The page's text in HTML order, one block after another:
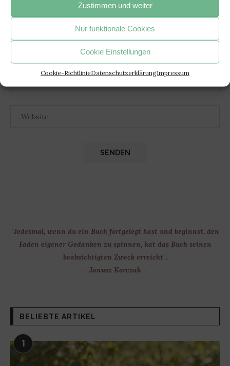
Zustimmen und weiter
Nur funktionale Cookies
Cookie Einstellungen
Cookie-RichtlinieDatenschutzerklärungImpressum
"Jedesmal, wenn du ein Buch fortgelegt hast und beginnst, den
Faden eigener Gedanken zu spinnen, hat das Buch seinen
beabsichtigten Zweck erreicht".
- Janusz Korczak –
BELIEBTE ARTIKEL
1